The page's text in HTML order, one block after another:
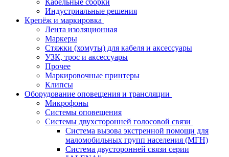
Кабельные сборки
Индустриальные решения
Крепёж и маркировка
Лента изоляционная
Маркеры
Стяжки (хомуты) для кабеля и аксессуары
УЗК, трос и аксессуары
Прочее
Маркировочные принтеры
Клипсы
Оборудование оповещения и трансляции
Микрофоны
Системы оповещения
Системы двухсторонней голосовой связи
Система вызова экстренной помощи для
маломобильных групп населения (МГН)
Система двусторонней связи серии